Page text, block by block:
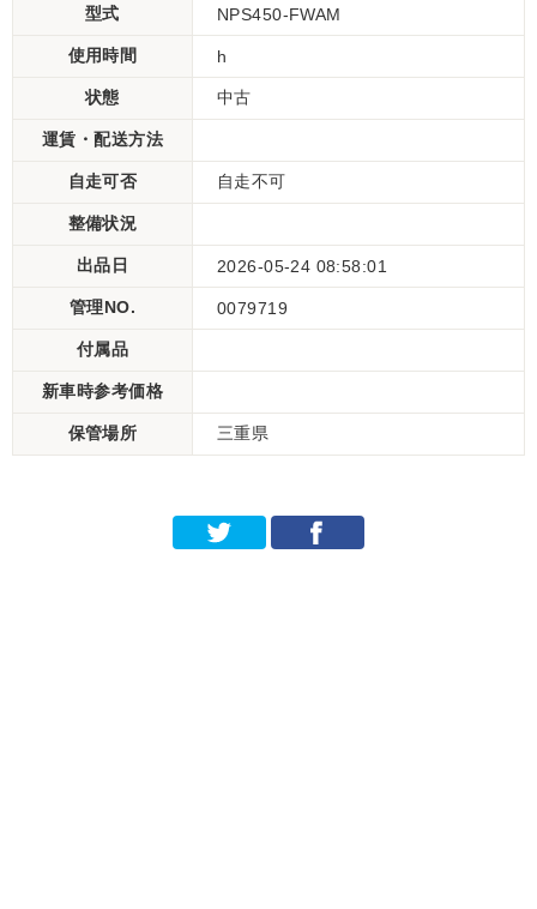
型式 NPS450-FWAM
使用時間 h
状態 中古
運賃・配送方法
自走可否 自走不可
整備状況
出品日 2026-05-24 08:58:01
管理NO. 0079719
付属品
新車時参考価格
保管場所 三重県